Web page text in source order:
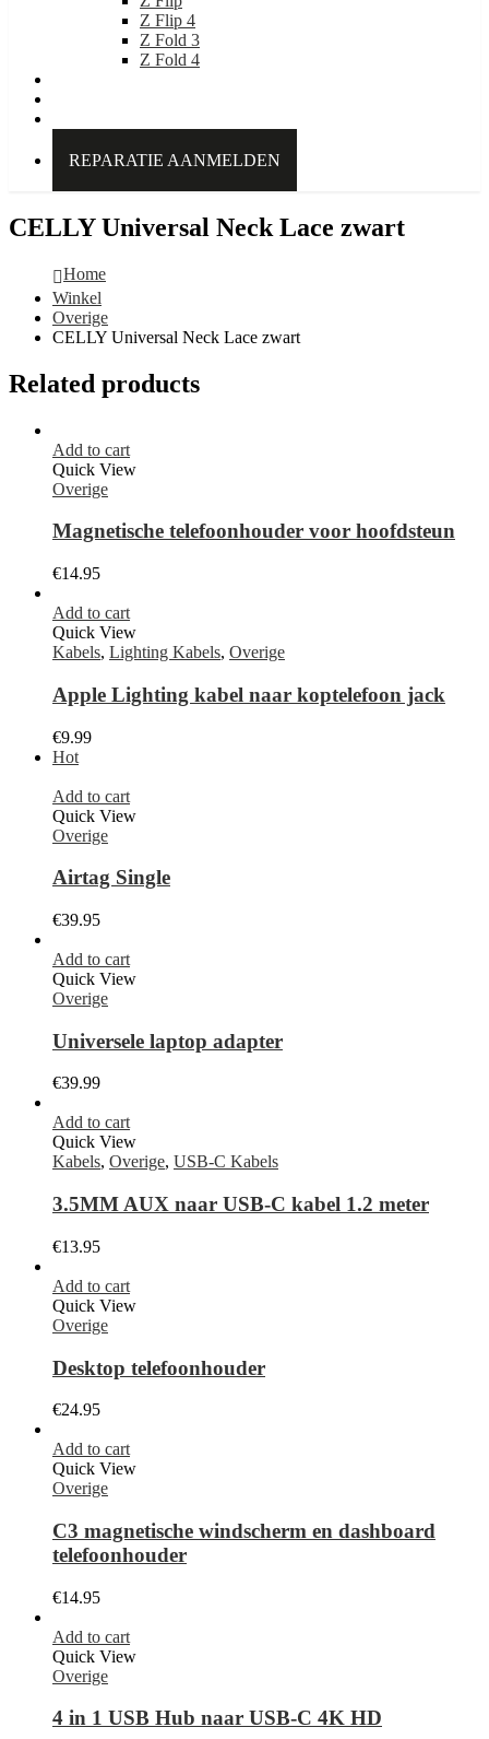
Z Flip 4
Z Fold 3
Z Fold 4
REPARATIE AANMELDEN
CELLY Universal Neck Lace zwart
Home
Winkel
Overige
CELLY Universal Neck Lace zwart
Related products
Add to cart
Quick View
Overige
Magnetische telefoonhouder voor hoofdsteun
€14.95
Add to cart
Quick View
Kabels, Lighting Kabels, Overige
Apple Lighting kabel naar koptelefoon jack
€9.99
Hot
Add to cart
Quick View
Overige
Airtag Single
€39.95
Add to cart
Quick View
Overige
Universele laptop adapter
€39.99
Add to cart
Quick View
Kabels, Overige, USB-C Kabels
3.5MM AUX naar USB-C kabel 1.2 meter
€13.95
Add to cart
Quick View
Overige
Desktop telefoonhouder
€24.95
Add to cart
Quick View
Overige
C3 magnetische windscherm en dashboard
telefoonhouder
€14.95
Add to cart
Quick View
Overige
4 in 1 USB Hub naar USB-C 4K HD